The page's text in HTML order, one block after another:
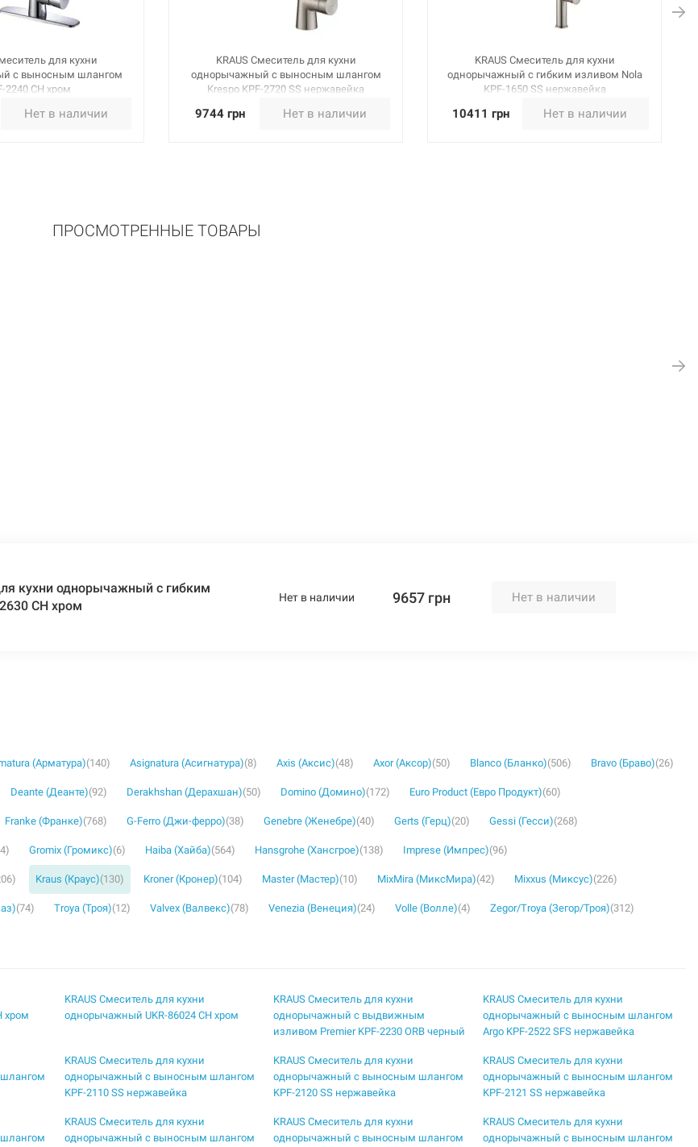
для кухни
с выносным шлангом
2240 CH хром
Нет в наличии
KRAUS Смеситель для кухни
однорычажный с выносным шлангом
Krespo KPF-2720 SS нержавейка
9744 грн Нет в наличии
KRAUS Смеситель для кухни
однорычажный с гибким изливом Nola
KPF-1650 SS нержавейка
10411 грн Нет в наличии
ПРОСМОТРЕННЫЕ ТОВАРЫ
кухни однорычажный с гибким
CH хром
Нет в наличии 9657 грн Нет в наличии
(Арматура)(140) Asignatura (Асигнатура)(8) Axis (Аксис)(48) Axor (Аксор)(50) Blanco (Бланко)(506) Bravo (Браво)(26)
Deante (Деанте)(92) Derakhshan (Дерахшан)(50) Domino (Домино)(172) Euro Product (Евро Продукт)(60)
Franke (Франке)(768) G-Ferro (Джи-ферро)(38) Genebre (Женебре)(40) Gerts (Герц)(20) Gessi (Гесси)(268)
Gromix (Громикс)(6) Haiba (Хайба)(564) Hansgrohe (Хансгрое)(138) Imprese (Импрес)(96)
Kraus (Краус)(130) Kroner (Кронер)(104) Master (Мастер)(10) MixMira (МиксМира)(42) Mixxus (Миксус)(226)
(74) Troya (Троя)(12) Valvex (Валвекс)(78) Venezia (Венеция)(24) Volle (Волле)(4) Zegor/Troya (Зегор/Троя)(312)
хром
KRAUS Смеситель для кухни
однорычажный UKR-86024 CH хром
KRAUS Смеситель для кухни
однорычажный с выдвижным
изливом Premier KPF-2230 ORB черный
KRAUS Смеситель для кухни
однорычажный с выносным шлангом
Argo KPF-2522 SFS нержавейка
KRAUS Смеситель для кухни
однорычажный с выносным шлангом
KPF-2110 SS нержавейка
KRAUS Смеситель для кухни
однорычажный с выносным шлангом
KPF-2120 SS нержавейка
KRAUS Смеситель для кухни
однорычажный с выносным шлангом
KPF-2121 SS нержавейка
KRAUS Смеситель для кухни
однорычажный с выносным шлангом
KRAUS Смеситель для кухни
однорычажный с выносным шлангом
KRAUS Смеситель для кухни
однорычажный с выносным шлангом